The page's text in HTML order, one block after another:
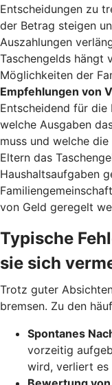
Entscheidungen zu
der Betrag steigen
Auszahlungen
Taschengelds hängt
Möglichkeiten der
Empfehlungen von
Entscheidend für die
welche Ausgaben
muss und welche
Eltern das
Haushaltsaufgaben
von Geld geregelt
Typische
sie sich
Trotz guter
bremsen. Zu den
Spontanes
vorzeitig
wird, verliert es